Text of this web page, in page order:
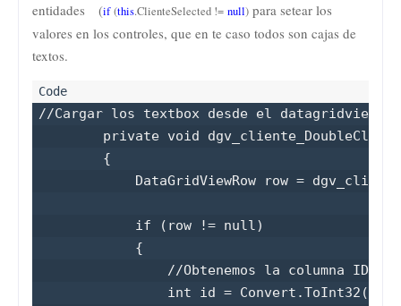
entidades (if(this.ClienteSelected != null) para setear los
valores en los controles, que en te caso todos son cajas de
textos.
//Cargar los textbox desde el datagridview
private void
        {
DataGridViewRow row =
            if (row != null)
            {
//Obtenemos la columna ID
int id =